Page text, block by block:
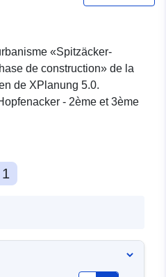
«Spitzäcker-
de construction» de la
de XPlanung 5.0.
- 2ème et 3ème
1